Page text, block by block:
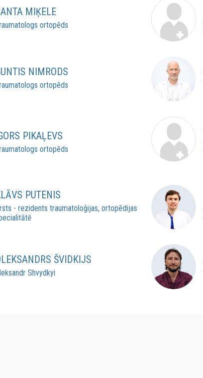
MIĶELE
ortopēds
NIMRODS
ortopēds
PIKAĻEVS
ortopēds
PUTENIS
- rezidents traumatoloģijas, ortopēdijas
ŠVIDKIJS
Shvydkyi